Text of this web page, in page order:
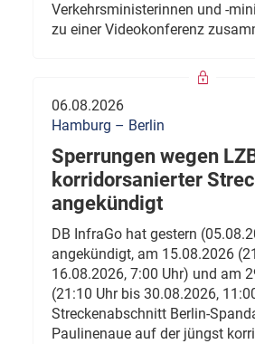
Verkehrsministerinnen und -
zu einer Videokonferenz
06.08.2026
Hamburg – Berlin
Sperrungen wegen
korridorsanierter
angekündigt
DB InfraGo hat gestern
angekündigt, am 15.08.2026
16.08.2026, 7:00 Uhr) und am
(21:10 Uhr bis 30.08.2026,
Streckenabschnitt Berlin-
Paulinenaue auf der jüngst